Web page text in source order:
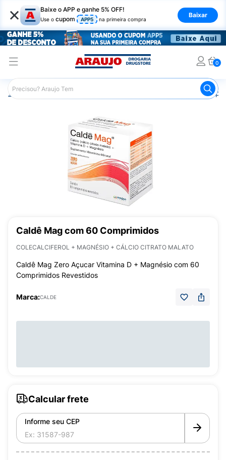
× Baixe o APP e ganhe 5% OFF!
Use o cupom APP5 na primeira compra
Baixar
0
Araujo Medicamentos Remédio
Caldê Mag com 60 Comprimidos
COLECALCIFEROL + MAGNÉSIO + CÁLCIO CITRATO MALATO
Caldê Mag Zero Açucar Vitamina D + Magnésio com 60
Comprimidos Revestidos
Marca:CALDE
Calcular frete
Informe seu CEP